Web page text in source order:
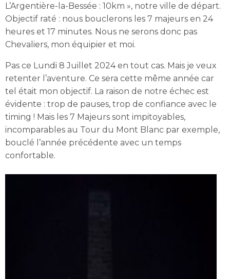
L’Argentière-la-Bessée : 10km », notre ville de départ.
Objectif raté : nous bouclerons les 7 majeurs en 24
heures et 17 minutes. Nous ne serons donc pas
Chevaliers, mon équipier et moi.
Pas ce Lundi 8 Juillet 2024 en tout cas. Mais je veux
retenter l’aventure. Ce sera cette même année car
tel était mon objectif. La raison de notre échec est
évidente : trop de pauses, trop de confiance avec le
timing ! Mais les 7 Majeurs sont impitoyables,
incomparables au Tour du Mont Blanc par exemple,
bouclé l’année précédente avec un temps
confortable.